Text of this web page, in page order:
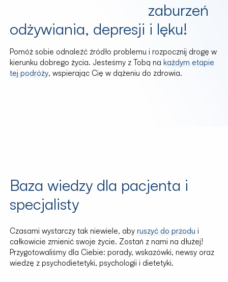
zaburzeń
odżywiania, depresji i lęku!
Pomóż sobie odnaleźć źródło problemu i rozpocznij drogę w
kierunku dobrego życia. Jesteśmy z Tobą na każdym etapie
tej podróży, wspierając Cię w dążeniu do zdrowia.
Baza wiedzy dla pacjenta i
specjalisty
Czasami wystarczy tak niewiele, aby ruszyć do przodu i
całkowicie zmienić swoje życie. Zostań z nami na dłużej!
Przygotowaliśmy dla Ciebie: porady, wskazówki, newsy oraz
wiedzę z psychodietetyki, psychologii i dietetyki.